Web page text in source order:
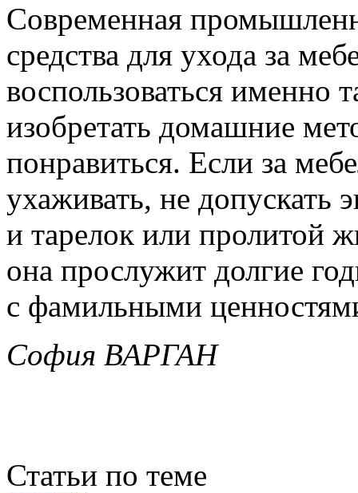
Современная
средства для ухода за
воспользоваться именно
изобретать домашние
понравиться. Если за
ухаживать, не допускать
и тарелок или пролитой
она прослужит долгие
с фамильными
София ВАРГАН
Статьи по теме